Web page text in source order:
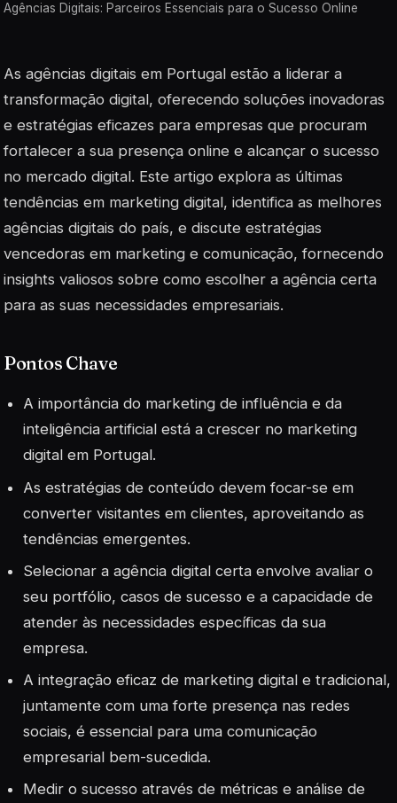
Agências Digitais: Parceiros Essenciais para o Sucesso Online
As agências digitais em Portugal estão a liderar a
transformação digital, oferecendo soluções inovadoras
e estratégias eficazes para empresas que procuram
fortalecer a sua presença online e alcançar o sucesso
no mercado digital. Este artigo explora as últimas
tendências em marketing digital, identifica as melhores
agências digitais do país, e discute estratégias
vencedoras em marketing e comunicação, fornecendo
insights valiosos sobre como escolher a agência certa
para as suas necessidades empresariais.
Pontos Chave
A importância do marketing de influência e da
inteligência artificial está a crescer no marketing
digital em Portugal.
As estratégias de conteúdo devem focar-se em
converter visitantes em clientes, aproveitando as
tendências emergentes.
Selecionar a agência digital certa envolve avaliar o
seu portfólio, casos de sucesso e a capacidade de
atender às necessidades específicas da sua
empresa.
A integração eficaz de marketing digital e tradicional,
juntamente com uma forte presença nas redes
sociais, é essencial para uma comunicação
empresarial bem-sucedida.
Medir o sucesso através de métricas e análise de